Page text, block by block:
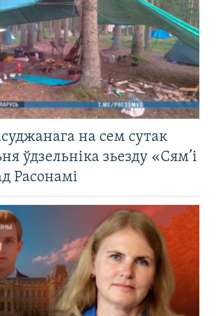
на сем сутак
ўдзельніка зьезду «Сям’і
Расонамі